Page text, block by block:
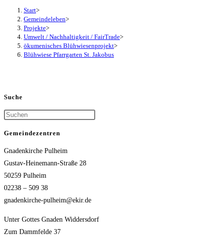
Start>
Gemeindeleben>
Projekte>
Umwelt / Nachhaltigkeit / FairTrade>
ökumenisches Blühwiesenprojekt>
Blühwiese Pfarrgarten St. Jakobus
Suche
Gemeindezentren
Gnadenkirche Pulheim
Gustav-Heinemann-Straße 28
50259 Pulheim
02238 – 509 38
gnadenkirche-pulheim@ekir.de
Unter Gottes Gnaden Widdersdorf
Zum Dammfelde 37